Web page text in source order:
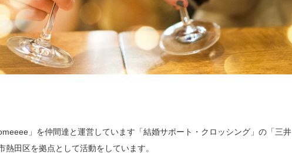
」を仲間達と運営しています「結婚サポート・クロッシング」の「三井
熱田区を拠点として活動をしています。